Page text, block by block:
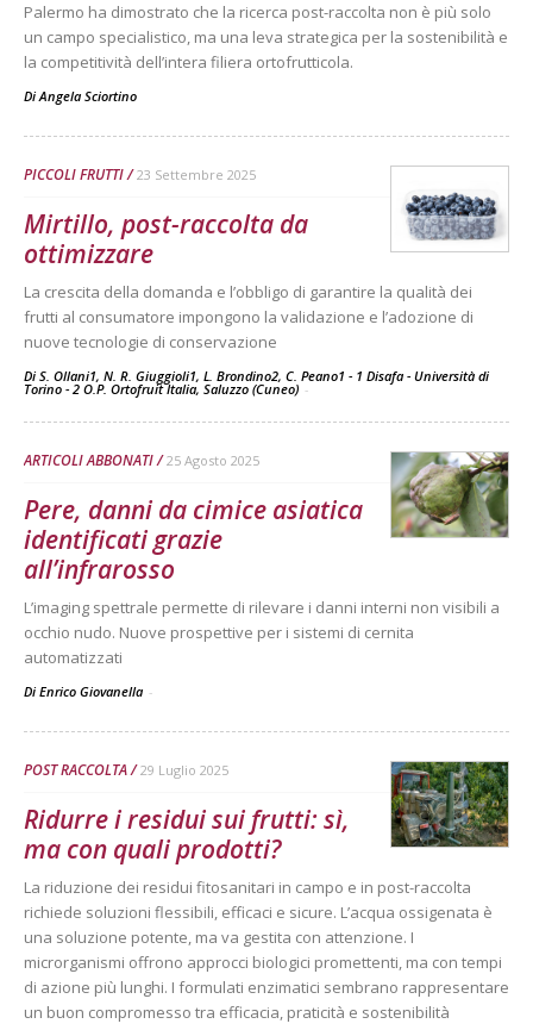
Palermo ha dimostrato che la ricerca post-raccolta non è più solo
un campo specialistico, ma una leva strategica per la sostenibilità e
la competitività dell’intera filiera ortofrutticola.
DiAngela Sciortino
PICCOLI FRUTTI 23 Settembre 2025
Mirtillo, post-raccolta da
ottimizzare
La crescita della domanda e l’obbligo di garantire la qualità dei
frutti al consumatore impongono la validazione e l’adozione di
nuove tecnologie di conservazione
Di S. Ollani1, N. R. Giuggioli1, L. Brondino2, C. Peano1 - 1 Disafa - Università di
Torino - 2 O.P. Ortofruit Italia, Saluzzo (Cuneo) -
ARTICOLI ABBONATI 25 Agosto 2025
Pere, danni da cimice asiatica
identificati grazie
all’infrarosso
L’imaging spettrale permette di rilevare i danni interni non visibili a
occhio nudo. Nuove prospettive per i sistemi di cernita
automatizzati
Di Enrico Giovanella -
POST RACCOLTA 29 Luglio 2025
Ridurre i residui sui frutti: sì,
ma con quali prodotti?
La riduzione dei residui fitosanitari in campo e in post-raccolta
richiede soluzioni flessibili, efficaci e sicure. L’acqua ossigenata è
una soluzione potente, ma va gestita con attenzione. I
microrganismi offrono approcci biologici promettenti, ma con tempi
di azione più lunghi. I formulati enzimatici sembrano rappresentare
un buon compromesso tra efficacia, praticità e sostenibilità